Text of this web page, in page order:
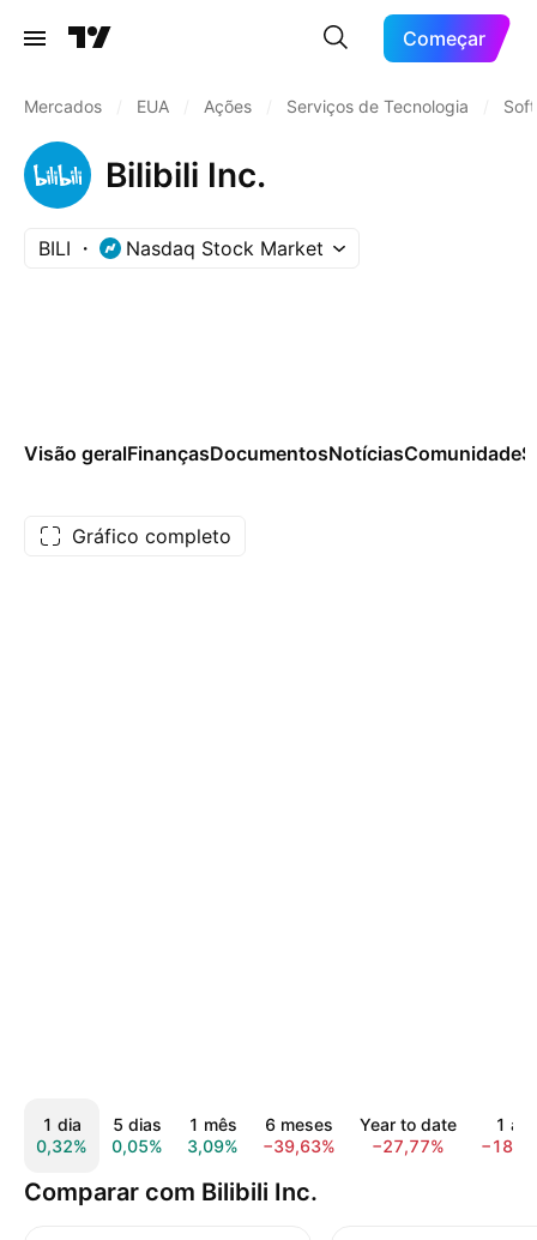
Começar
Mercados EUA Ações Serviços de Tecnologia
Bilibili Inc.
BILI Nasdaq Stock Market
Visão geralFinançasDocumentosNotíciasComunidade
Gráfico completo
1 dia
0,32%
5 dias
0,05%
1 mês
3,09%
6 meses
−39,63%
Year to date
−27,77%
1
Comparar com Bilibili Inc.